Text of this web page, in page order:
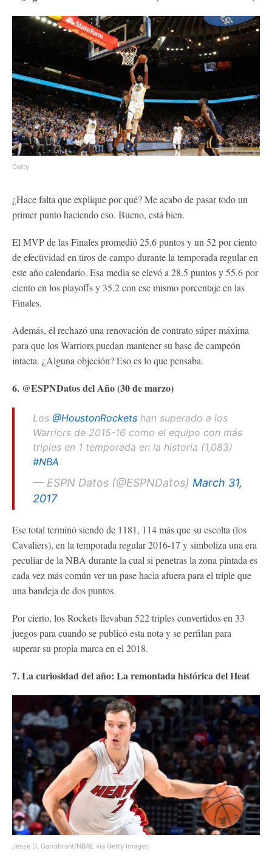
Getty
¿Hace falta que explique por qué? Me acabo de pasar todo un
primer punto haciendo eso. Bueno, está bien.
El MVP de las Finales promedió 25.6 puntos y un 52 por ciento
de efectividad en tiros de campo durante la temporada regular en
este año calendario. Esa media se elevó a 28.5 puntos y 55.6 por
ciento en los playoffs y 35.2 con ese mismo porcentaje en las
Finales.
Además, él rechazó una renovación de contrato súper máxima
para que los Warriors puedan mantener su base de campeón
intacta. ¿Alguna objeción? Eso es lo que pensaba.
6. @ESPNDatos del Año (30 de marzo)
Los @HoustonRockets han superado a los
Warriors de 2015-16 como el equipo con más
triples en 1 temporada en la historia (1,083)
#NBA
— ESPN Datos (@ESPNDatos) March 31,
2017
Ese total terminó siendo de 1181, 114 más que su escolta (los
Cavaliers), en la temporada regular 2016-17 y simboliza una era
peculiar de la NBA durante la cual si penetras la zona pintada es
cada vez más común ver un pase hacia afuera para el triple que
una bandeja de dos puntos.
Por cierto, los Rockets llevaban 522 triples convertidos en 33
juegos para cuando se publicó esta nota y se perfilan para
superar su propia marca en el 2018.
7. La curiosidad del año: La remontada histórica del Heat
Jesse D. Garrabrant/NBAE via Getty Images